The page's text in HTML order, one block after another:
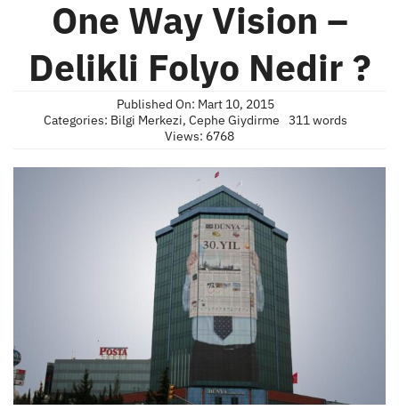
One Way Vision –
Delikli Folyo Nedir ?
Published On: Mart 10, 2015
Categories: Bilgi Merkezi, Cephe Giydirme
311 words
Views: 6768